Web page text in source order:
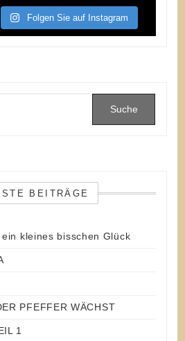
Folgen Sie auf Instagram
BEITRÄGE
kleines bisschen Glück
PFEFFER WÄCHST
1